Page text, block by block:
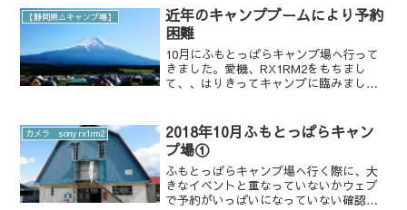
たと思うのですが、トイレ事情がキャン
パーが懸念しているこ...
【静岡県△キャンプ場】
近年のキャンプブームにより予約
困難
10月にふもとっぱらキャンプ場へ行って
きました。愛機、RX1RM2をもちまし
て、、はりきってキャンプに臨みまし
プ場になったのかという経緯を書きたい
と思います。...
カメラ sony rx1rm2
2018年10月ふもとっぱらキャン
プ場①
ふもとっぱらキャンプ場へ行く際に、大
きなイベントと重なっていないかウェブ
で予約がいっぱいになっていない確認す